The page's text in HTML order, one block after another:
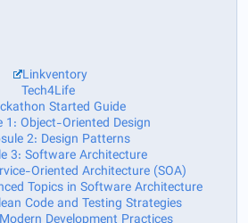
Linkventory
Tech4Life
Started Guide
1: Object-Oriented Design
2: Design Patterns
3: Software Architecture
Oriented Architecture (SOA)
Topics in Software Architecture
Code and Testing Strategies